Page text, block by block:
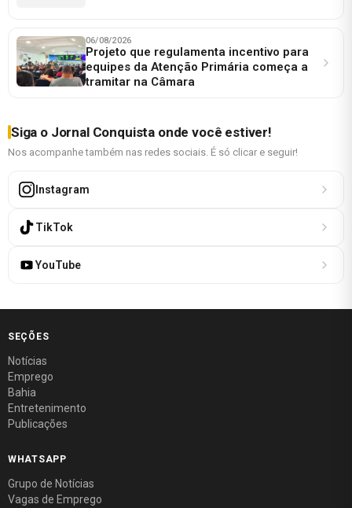
06/08/2026
Projeto que regulamenta incentivo para
equipes da Atenção Primária começa a
tramitar na Câmara
Siga o Jornal Conquista onde você estiver!
Nos acompanhe também nas redes sociais. É só clicar e seguir!
Instagram
TikTok
YouTube
SEÇÕES
Notícias
Emprego
Bahia
Entretenimento
Publicações
WHATSAPP
Grupo de Notícias
Vagas de Emprego